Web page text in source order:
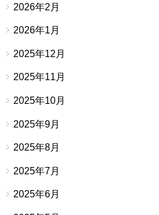
2026年2月
2026年1月
2025年12月
2025年11月
2025年10月
2025年9月
2025年8月
2025年7月
2025年6月